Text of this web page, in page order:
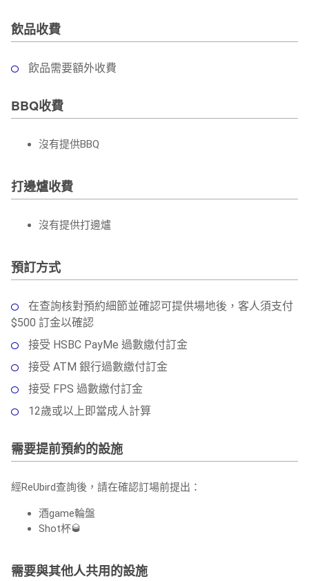
飲品收費
飲品需要額外收費
BBQ收費
沒有提供BBQ
打邊爐收費
沒有提供打邊爐
預訂方式
在查詢核對預約細節並確認可提供場地後，客人須支付
$500 訂金以確認
接受 HSBC PayMe 過數繳付訂金
接受 ATM 銀行過數繳付訂金
接受 FPS 過數繳付訂金
12歲或以上即當成人計算
需要提前預約的設施
經ReUbird查詢後，請在確認訂場前提出：
酒game輪盤
Shot杯🥃
需要與其他人共用的設施